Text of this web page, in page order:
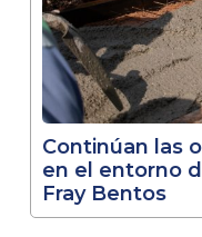
Continúan las
en el entorno
Fray Bentos